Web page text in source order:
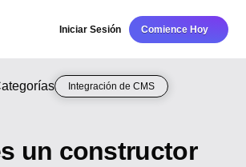
Iniciar Sesión Comience Hoy
Integración de CMS
un constructor